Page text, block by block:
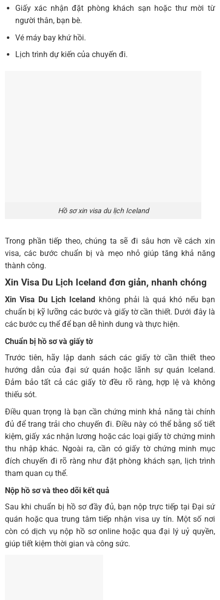
Giấy xác nhận đặt phòng khách sạn hoặc thư mời từ
người thân, bạn bè.
Vé máy bay khứ hồi.
Lịch trình dự kiến của chuyến đi.
Hồ sơ xin visa du lịch Iceland
Trong phần tiếp theo, chúng ta sẽ đi sâu hơn về cách xin
visa, các bước chuẩn bị và mẹo nhỏ giúp tăng khả năng
thành công.
Xin Visa Du Lịch Iceland đơn giản, nhanh chóng
Xin Visa Du Lịch Iceland không phải là quá khó nếu bạn
chuẩn bị kỹ lưỡng các bước và giấy tờ cần thiết. Dưới đây là
các bước cụ thể để bạn dễ hình dung và thực hiện.
Chuẩn bị hồ sơ và giấy tờ
Trước tiên, hãy lập danh sách các giấy tờ cần thiết theo
hướng dẫn của đại sứ quán hoặc lãnh sự quán Iceland.
Đảm bảo tất cả các giấy tờ đều rõ ràng, hợp lệ và không
thiếu sót.
Điều quan trọng là bạn cần chứng minh khả năng tài chính
đủ để trang trải cho chuyến đi. Điều này có thể bằng sổ tiết
kiệm, giấy xác nhận lương hoặc các loại giấy tờ chứng minh
thu nhập khác. Ngoài ra, cần có giấy tờ chứng minh mục
đích chuyến đi rõ ràng như đặt phòng khách sạn, lịch trình
tham quan cụ thể.
Nộp hồ sơ và theo dõi kết quả
Sau khi chuẩn bị hồ sơ đầy đủ, bạn nộp trực tiếp tại Đại sứ
quán hoặc qua trung tâm tiếp nhận visa uy tín. Một số nơi
còn có dịch vụ nộp hồ sơ online hoặc qua đại lý uỷ quyền,
giúp tiết kiệm thời gian và công sức.